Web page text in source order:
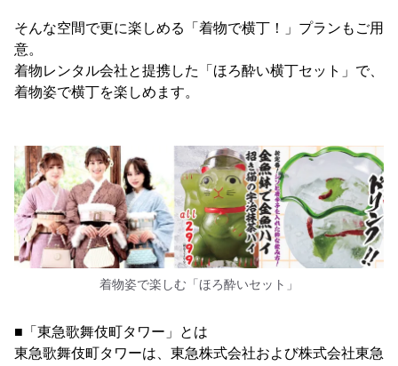
そんな空間で更に楽しめる「着物で横丁！」プランもご用
意。
着物レンタル会社と提携した「ほろ酔い横丁セット」で、
着物姿で横丁を楽しめます。
着物姿で楽しむ「ほろ酔いセット」
■「東急歌舞伎町タワー」とは
東急歌舞伎町タワーは、東急株式会社および株式会社東急